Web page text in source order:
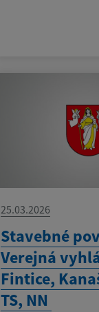
25.03.2026
Stavebné
Verejná
Fintice,
TS, NN